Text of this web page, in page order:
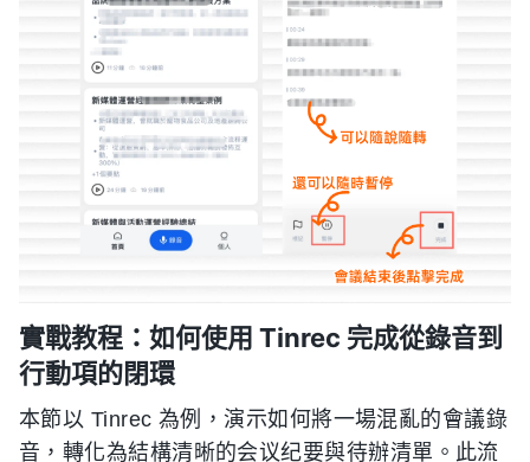
實戰教程：如何使用 Tinrec 完成從錄音到
行動項的閉環
本節以 Tinrec 為例，演示如何將一場混亂的會議錄
音，轉化為結構清晰的会议纪要與待辦清單。此流